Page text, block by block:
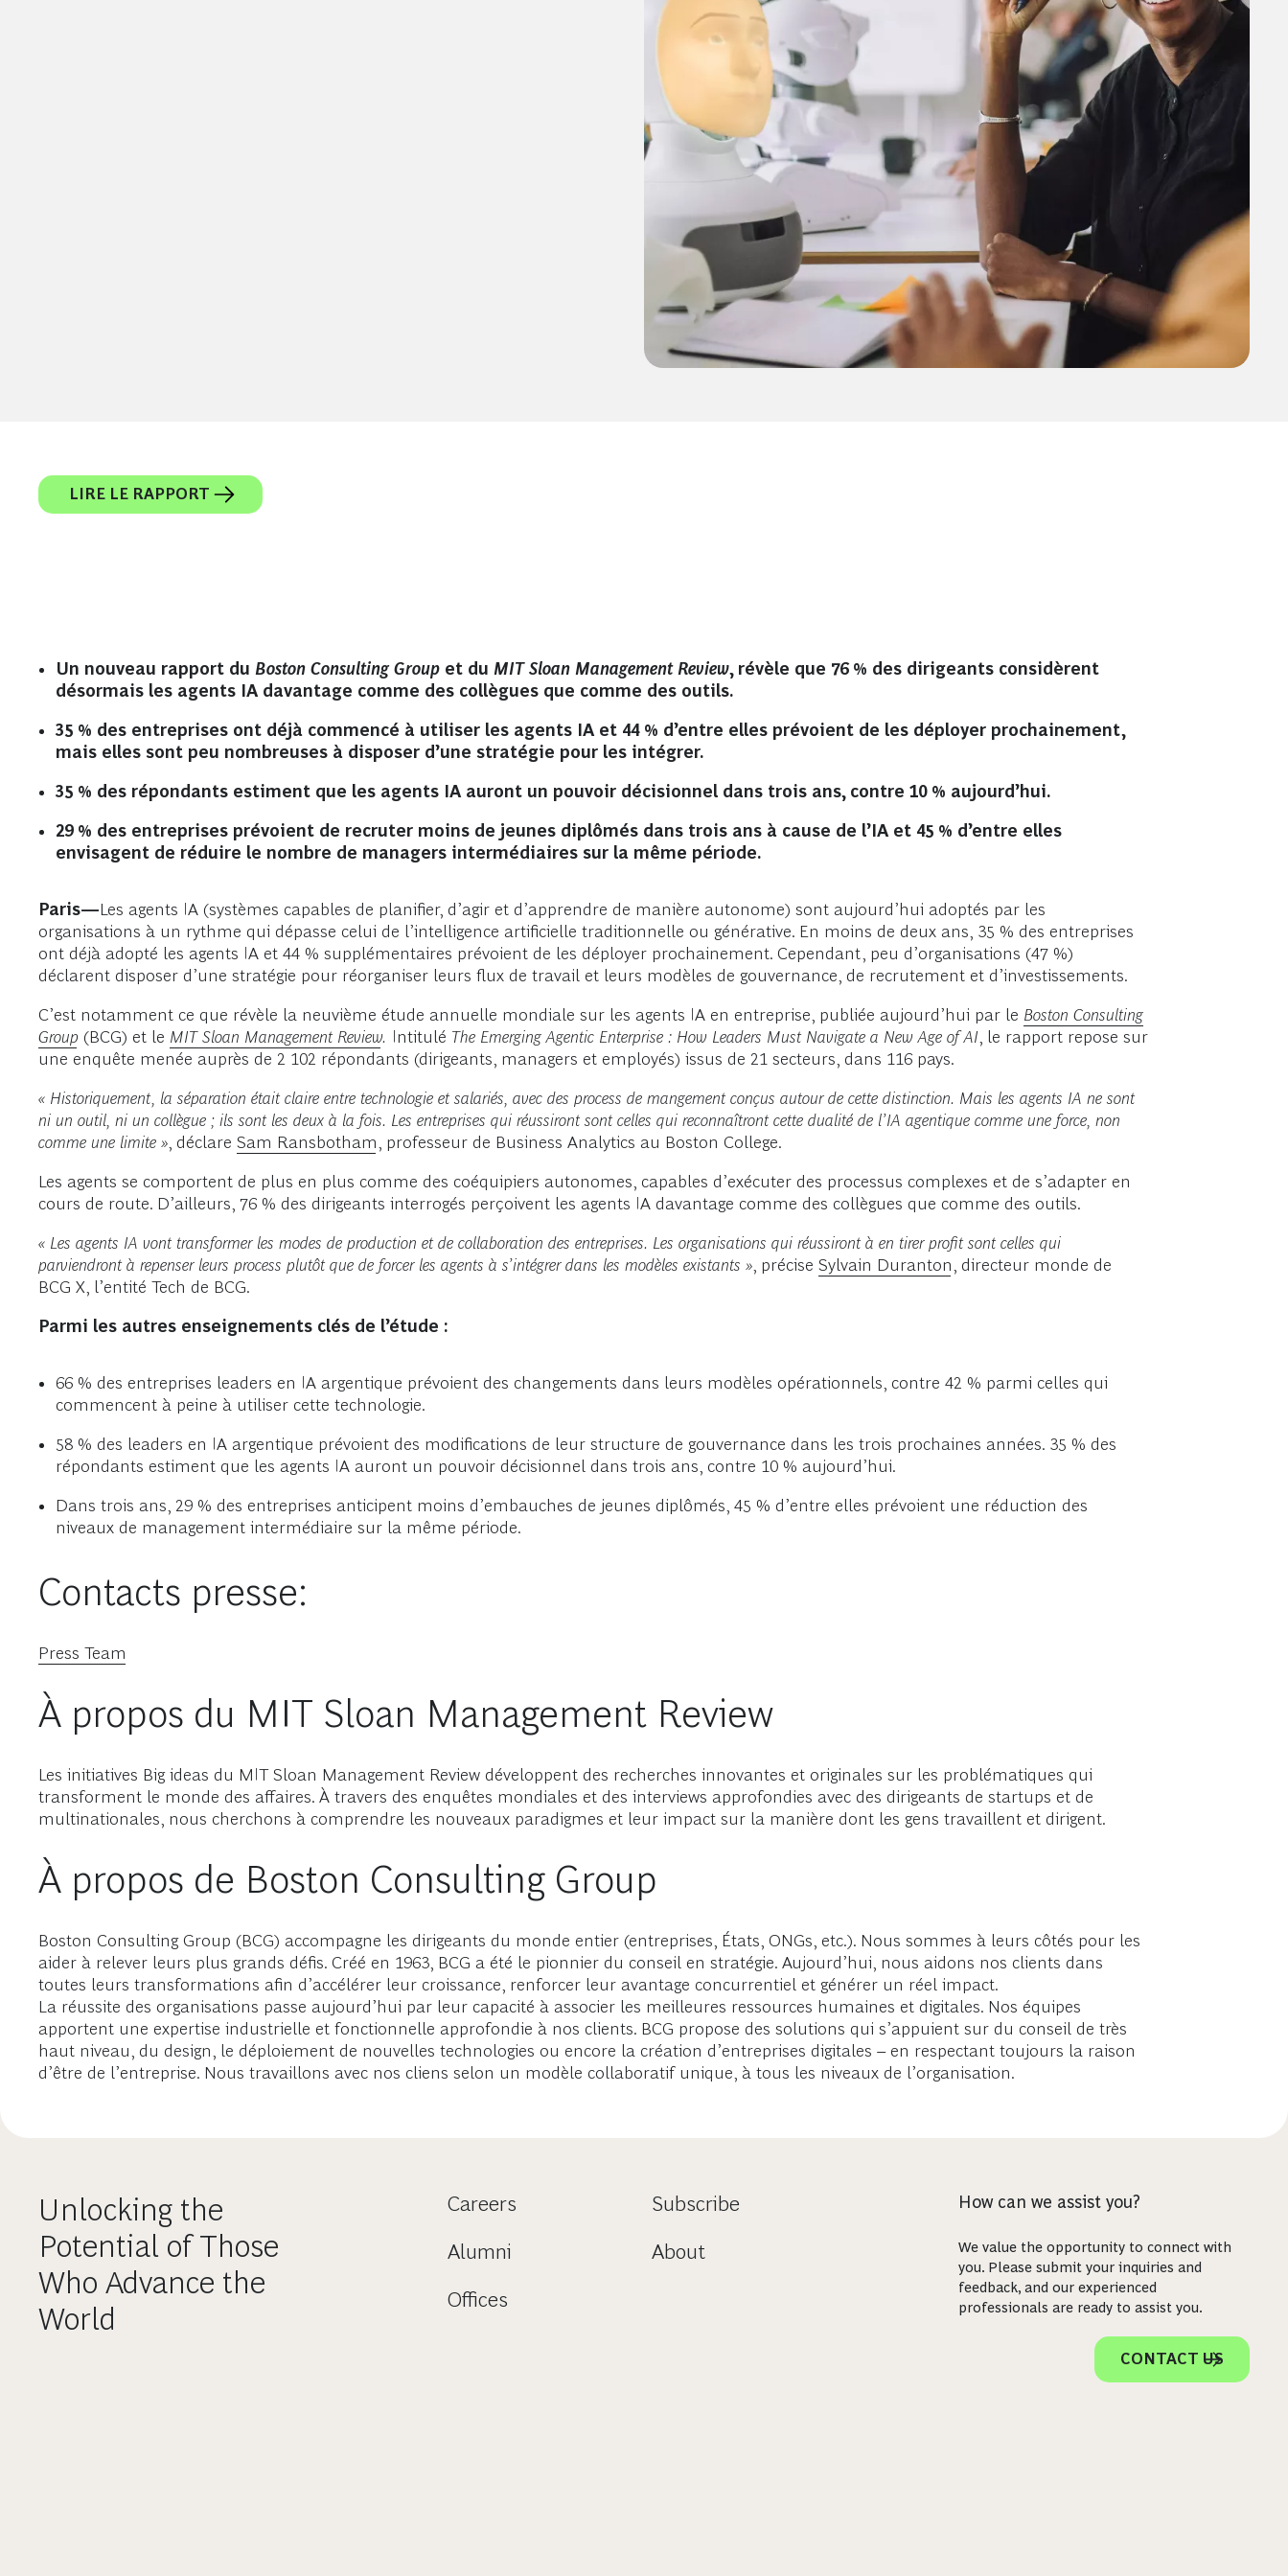
LIRE LE RAPPORT
Un nouveau rapport du Boston Consulting Group et du MIT Sloan Management Review, révèle que 76 % des dirigeants considèrent
désormais les agents IA davantage comme des collègues que comme des outils.
35 % des entreprises ont déjà commencé à utiliser les agents IA et 44 % d’entre elles prévoient de les déployer prochainement,
mais elles sont peu nombreuses à disposer d’une stratégie pour les intégrer.
35 % des répondants estiment que les agents IA auront un pouvoir décisionnel dans trois ans, contre 10 % aujourd’hui.
29 % des entreprises prévoient de recruter moins de jeunes diplômés dans trois ans à cause de l’IA et 45 % d’entre elles
envisagent de réduire le nombre de managers intermédiaires sur la même période.
Paris—Les agents IA (systèmes capables de planifier, d’agir et d’apprendre de manière autonome) sont aujourd’hui adoptés par les
organisations à un rythme qui dépasse celui de l’intelligence artificielle traditionnelle ou générative. En moins de deux ans, 35 % des entreprises
ont déjà adopté les agents IA et 44 % supplémentaires prévoient de les déployer prochainement. Cependant, peu d’organisations (47 %)
déclarent disposer d’une stratégie pour réorganiser leurs flux de travail et leurs modèles de gouvernance, de recrutement et d’investissements.
C’est notamment ce que révèle la neuvième étude annuelle mondiale sur les agents IA en entreprise, publiée aujourd’hui par le Boston Consulting
Group (BCG) et le MIT Sloan Management Review. Intitulé The Emerging Agentic Enterprise : How Leaders Must Navigate a New Age of AI , le rapport repose sur
une enquête menée auprès de 2 102 répondants (dirigeants, managers et employés) issus de 21 secteurs, dans 116 pays.
« Historiquement, la séparation était claire entre technologie et salariés, avec des process de mangement conçus autour de cette distinction. Mais les agents IA ne sont
ni un outil, ni un collègue ; ils sont les deux à la fois. Les entreprises qui réussiront sont celles qui reconnaîtront cette dualité de l’IA agentique comme une force, non
comme une limite » , déclare Sam Ransbotham , professeur de Business Analytics au Boston College.
Les agents se comportent de plus en plus comme des coéquipiers autonomes, capables d’exécuter des processus complexes et de s’adapter en
cours de route. D’ailleurs, 76 % des dirigeants interrogés perçoivent les agents IA davantage comme des collègues que comme des outils.
« Les agents IA vont transformer les modes de production et de collaboration des entreprises. Les organisations qui réussiront à en tirer profit sont celles qui
parviendront à repenser leurs process plutôt que de forcer les agents à s’intégrer dans les modèles existants » , précise Sylvain Duranton , directeur monde de
BCG X, l’entité Tech de BCG.
Parmi les autres enseignements clés de l’étude :
66 % des entreprises leaders en IA argentique prévoient des changements dans leurs modèles opérationnels, contre 42 % parmi celles qui
commencent à peine à utiliser cette technologie.
58 % des leaders en IA argentique prévoient des modifications de leur structure de gouvernance dans les trois prochaines années. 35 % des
répondants estiment que les agents IA auront un pouvoir décisionnel dans trois ans, contre 10 % aujourd’hui.
Dans trois ans, 29 % des entreprises anticipent moins d’embauches de jeunes diplômés, 45 % d’entre elles prévoient une réduction des
niveaux de management intermédiaire sur la même période.
Contacts presse:
Press Team
À propos du MIT Sloan Management Review
Les initiatives Big ideas du MIT Sloan Management Review développent des recherches innovantes et originales sur les problématiques qui
transforment le monde des affaires. À travers des enquêtes mondiales et des interviews approfondies avec des dirigeants de startups et de
multinationales, nous cherchons à comprendre les nouveaux paradigmes et leur impact sur la manière dont les gens travaillent et dirigent.
À propos de Boston Consulting Group
Boston Consulting Group (BCG) accompagne les dirigeants du monde entier (entreprises, États, ONGs, etc.). Nous sommes à leurs côtés pour les
aider à relever leurs plus grands défis. Créé en 1963, BCG a été le pionnier du conseil en stratégie. Aujourd’hui, nous aidons nos clients dans
toutes leurs transformations afin d’accélérer leur croissance, renforcer leur avantage concurrentiel et générer un réel impact.
La réussite des organisations passe aujourd’hui par leur capacité à associer les meilleures ressources humaines et digitales. Nos équipes
apportent une expertise industrielle et fonctionnelle approfondie à nos clients. BCG propose des solutions qui s’appuient sur du conseil de très
haut niveau, du design, le déploiement de nouvelles technologies ou encore la création d’entreprises digitales – en respectant toujours la raison
d’être de l’entreprise. Nous travaillons avec nos cliens selon un modèle collaboratif unique, à tous les niveaux de l’organisation.
Unlocking the
Potential of Those
Who Advance the
World
Careers
Alumni
Offices
Subscribe
About
How can we assist you?
We value the opportunity to connect with
you. Please submit your inquiries and
feedback, and our experienced
professionals are ready to assist you.
CONTACT US